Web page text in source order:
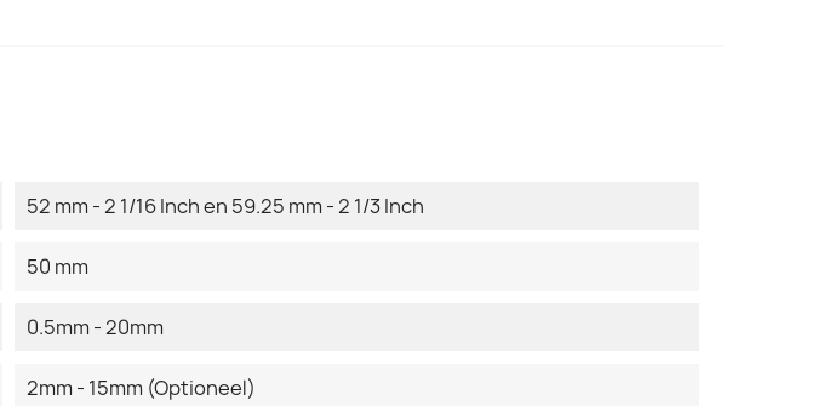
52 mm - 2 1/16 Inch en 59.25 mm - 2 1/3 Inch
50 mm
0.5mm - 20mm
2mm - 15mm (Optioneel)